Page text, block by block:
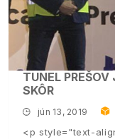
TUNEL PREŠOV
SKÔR
jún 13, 2019
<p style="text-